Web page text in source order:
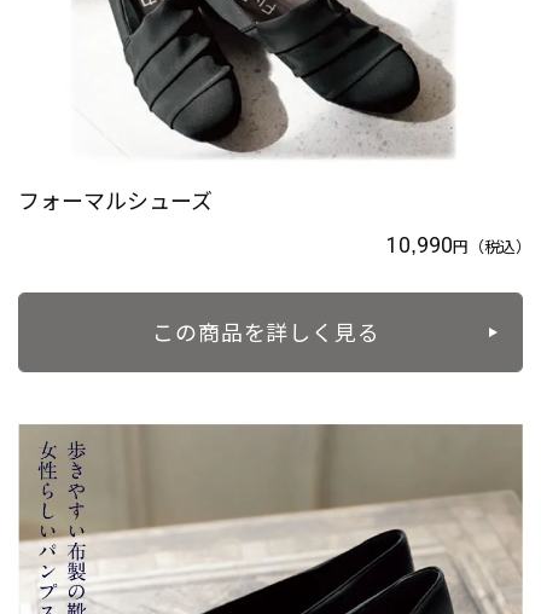
フォーマルシューズ
10,990円 （税込）
この商品を詳しく見る